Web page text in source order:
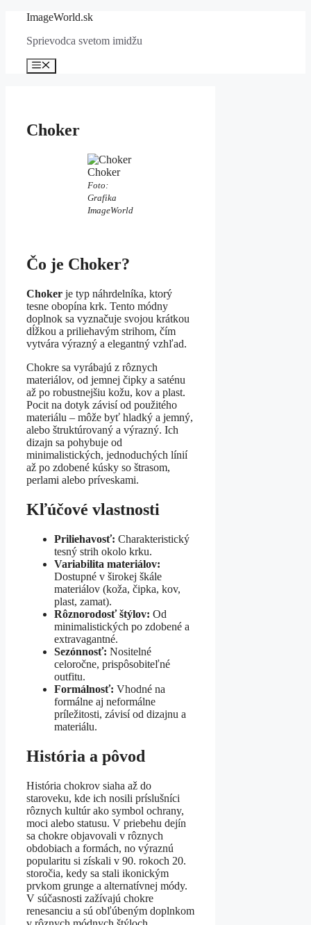
Preskočiť
obsah
ImageWorld.sk
Sprievodca svetom imidžu
Menu
Choker
Choker
Foto:
Grafika
ImageWorld
Čo je Choker?
Choker je typ náhrdelníka, ktorý
tesne obopína krk. Tento módny
doplnok sa vyznačuje svojou krátkou
dĺžkou a priliehavým strihom, čím
vytvára výrazný a elegantný vzhľad.
Chokre sa vyrábajú z rôznych
materiálov, od jemnej čipky a saténu
až po robustnejšiu kožu, kov a plast.
Pocit na dotyk závisí od použitého
materiálu – môže byť hladký a jemný,
alebo štruktúrovaný a výrazný. Ich
dizajn sa pohybuje od
minimalistických, jednoduchých línií
až po zdobené kúsky so štrasom,
perlami alebo príveskami.
Kľúčové vlastnosti
Priliehavosť: Charakteristický
tesný strih okolo krku.
Variabilita materiálov:
Dostupné v širokej škále
materiálov (koža, čipka, kov,
plast, zamat).
Rôznorodosť štýlov: Od
minimalistických po zdobené a
extravagantné.
Sezónnosť: Nositelné
celoročne, prispôsobiteľné
outfitu.
Formálnosť: Vhodné na
formálne aj neformálne
príležitosti, závisí od dizajnu a
materiálu.
História a pôvod
História chokrov siaha až do
staroveku, kde ich nosili príslušníci
rôznych kultúr ako symbol ochrany,
moci alebo statusu. V priebehu dejín
sa chokre objavovali v rôznych
obdobiach a formách, no výraznú
popularitu si získali v 90. rokoch 20.
storočia, kedy sa stali ikonickým
prvkom grunge a alternatívnej módy.
V súčasnosti zažívajú chokre
renesanciu a sú obľúbeným doplnkom